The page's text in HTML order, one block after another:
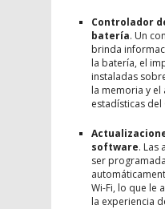
Controlador
batería. Un
brinda
la batería, el
instaladas
la memoria y el
estadísticas del
software. Las
ser
Wi-Fi, lo que le
la experiencia